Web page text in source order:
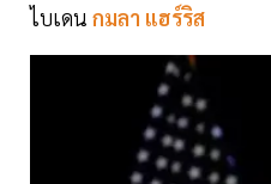
ไบเดน กมลา แฮร์ริส